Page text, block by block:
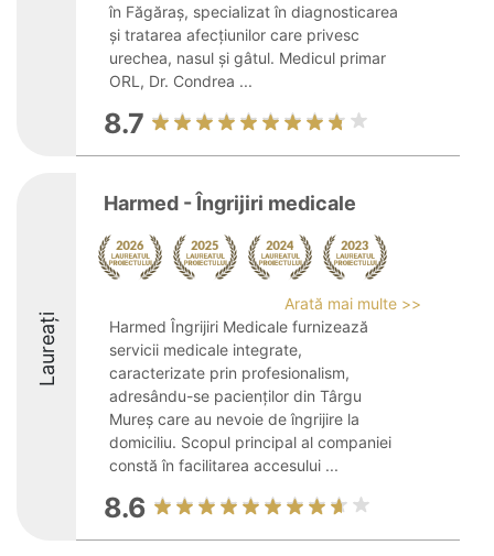
în Făgăraș, specializat în diagnosticarea
și tratarea afecțiunilor care privesc
urechea, nasul și gâtul. Medicul primar
ORL, Dr. Condrea ...
8.7
Laureați
Harmed - Îngrijiri medicale
Arată mai multe >>
Harmed Îngrijiri Medicale furnizează
servicii medicale integrate,
caracterizate prin profesionalism,
adresându-se pacienților din Târgu
Mureș care au nevoie de îngrijire la
domiciliu. Scopul principal al companiei
constă în facilitarea accesului ...
8.6